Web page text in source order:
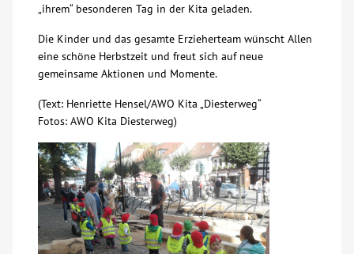
„ihrem“ besonderen Tag in der Kita geladen.
Die Kinder und das gesamte Erzieherteam wünscht Allen
eine schöne Herbstzeit und freut sich auf neue
gemeinsame Aktionen und Momente.
(Text: Henriette Hensel/AWO Kita „Diesterweg“
Fotos: AWO Kita Diesterweg)